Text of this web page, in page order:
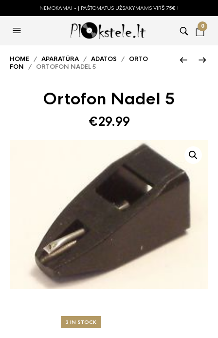
NEMOKAMAI - Į PAŠTOMATUS UŽSAKYMAMS VIRŠ 75€ !
0
HOME / APARATŪRA / ADATOS / ORTO
FON / ORTOFON NADEL 5
Ortofon Nadel 5
€29.99
3 IN STOCK